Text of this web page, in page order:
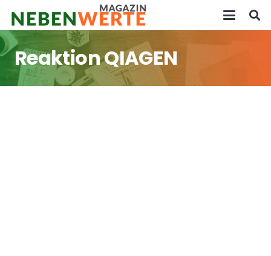
Reaktion QIAGEN